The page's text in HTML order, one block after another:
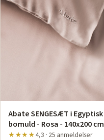
Abate SENGESÆT i Egyptisk
bomuld - Rosa - 140x200 cm
★★★★4,3 · 25 anmeldelser